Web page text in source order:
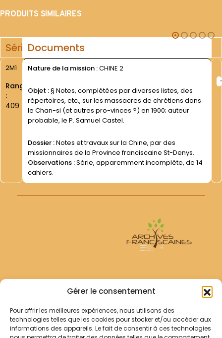
Gérer le consentement
Pour offrir les meilleures expériences, nous utilisons des
technologies telles que les cookies pour stocker et/ou accéder aux
informations des appareils. Le fait de consentir à ces technologies
PRODUITS SIMILAIRES
SérieDocuments
2M1
Rang
:
409
Nature de la mission :CHINE 2
Objet :§ Notes, complétées par diverses listes, des
répertoires, etc., sur les massacres de chrétiens dans
le Chan-si (et autres pro-vinces ?) en 1900; auteur
probable, le P. Samuel Castel.
Dossier :Notes et travaux sur la Chine, par des
missionnaires de la Province franciscaine St-Denys.
Observations :Série, apparemment incomplète, de 14
cahiers.
Archives Franciscaines
RECHERCHER
Comment chercher ?
Les archives